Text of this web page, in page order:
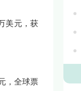
美元，获
，全球票